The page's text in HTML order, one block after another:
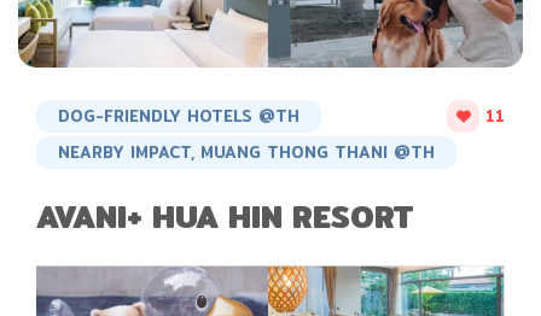
DOG-FRIENDLY HOTELS @TH
NEARBY IMPACT, MUANG THONG THANI @TH
11
AVANI+ HUA HIN RESORT